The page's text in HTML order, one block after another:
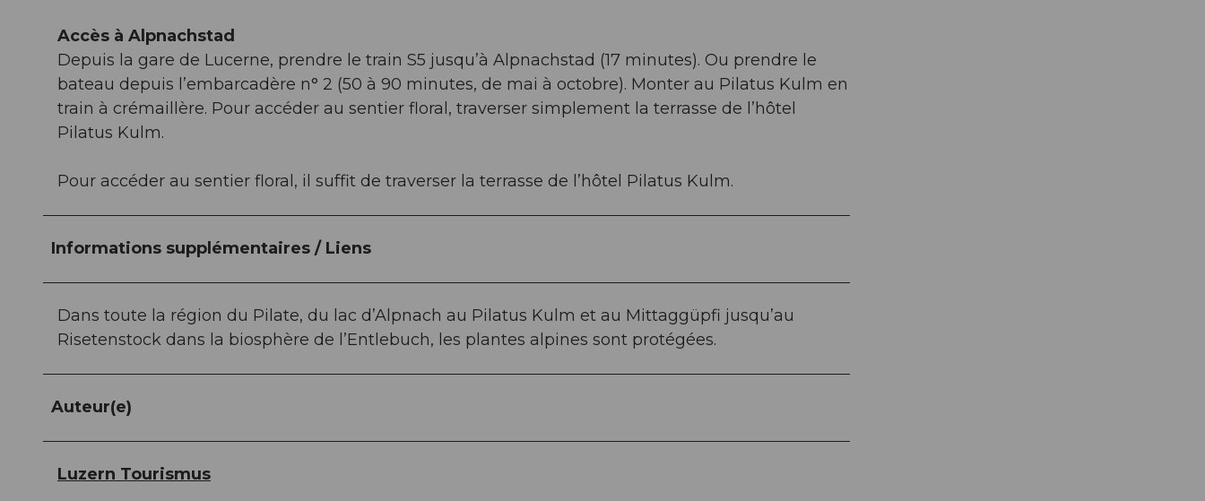
Accès à Alpnachstad
Depuis la gare de Lucerne, prendre le train S5 jusqu’à Alpnachstad (17 minutes). Ou prendre le
bateau depuis l’embarcadère n° 2 (50 à 90 minutes, de mai à octobre). Monter au Pilatus Kulm en
train à crémaillère. Pour accéder au sentier floral, traverser simplement la terrasse de l’hôtel
Pilatus Kulm.
Pour accéder au sentier floral, il suffit de traverser la terrasse de l’hôtel Pilatus Kulm.
Informations supplémentaires / Liens
Dans toute la région du Pilate, du lac d’Alpnach au Pilatus Kulm et au Mittaggüpfi jusqu’au
Risetenstock dans la biosphère de l’Entlebuch, les plantes alpines sont protégées.
Auteur(e)
Luzern Tourismus